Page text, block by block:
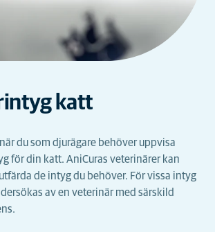
katt
du som djurägare behöver uppvisa
för din katt. AniCuras veterinärer kan
de intyg du behöver. För vissa intyg
av en veterinär med särskild